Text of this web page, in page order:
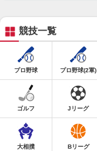
競技一覧
プロ野球 プロ野球(2軍)
ゴルフ Jリーグ
大相撲 Bリーグ